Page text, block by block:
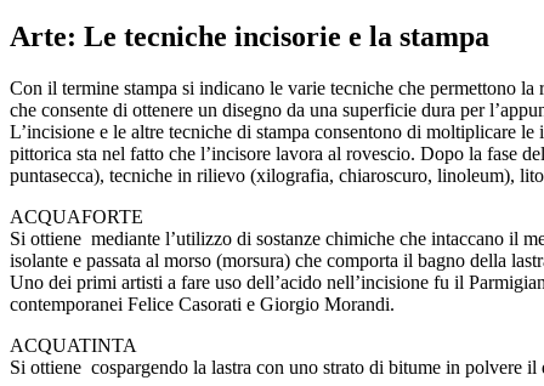
Arte: Le tecniche incisorie e la stampa
Con il termine stampa si indicano le varie tecniche che permettono
che consente di ottenere un disegno da una superficie dura per
L’incisione e le altre tecniche di stampa consentono di moltiplicare
pittorica sta nel fatto che l’incisore lavora al rovescio. Dopo la fase
puntasecca), tecniche in rilievo (xilografia, chiaroscuro, linoleum),
ACQUAFORTE
Si ottiene mediante l’utilizzo di sostanze chimiche che intaccano il
isolante e passata al morso (morsura) che comporta il bagno della
Uno dei primi artisti a fare uso dell’acido nell’incisione fu il
contemporanei Felice Casorati e Giorgio Morandi.
ACQUATINTA
Si ottiene cospargendo la lastra con uno strato di bitume in polvere il